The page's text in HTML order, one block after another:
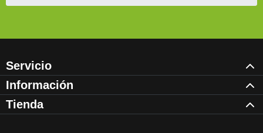
Servicio
Información
Tienda